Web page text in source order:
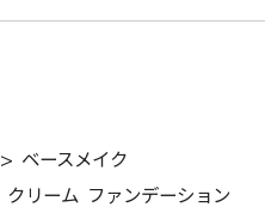
> ベースメイク
クリーム ファンデーション